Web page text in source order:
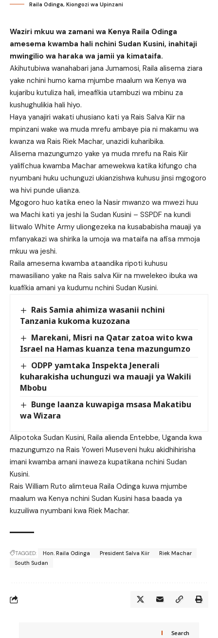
Raila Odinga, Kiongozi wa Upinzani
Waziri mkuu wa zamani wa Kenya Raila Odinga
amesema kwamba hali nchini Sudan Kusini, inahitaji
mwingilio wa haraka wa jamii ya kimataifa.
Akihutubiwa wanahabari jana Jumamosi, Raila alisema ziara
yake nchini humo kama mjumbe maalum wa Kenya wa
kujaribu kutuliza hali, imeafikia utambuzi wa mbinu za
kushughulikia hali hiyo.
Haya yanajiri wakati uhusiano kati ya Rais Salva Kiir na
mpinzani wake wa muda mrefu ambaye pia ni makamu wa
kwanza wa Rais Riek Machar, unazidi kuharibika.
Alisema mazungumzo yake ya muda mrefu na Rais Kiir
yalifichua kwamba Machar amewekwa katika kifungo cha
nyumbani huku uchunguzi ukianzishwa kuhusu jinsi mgogoro
wa hivi punde ulianza.
Mgogoro huo katika eneo la Nasir mwanzo wa mwezi huu
wa Machi kati ya jeshi la Sudan Kusini – SSPDF na kundi
liitwalo White Army uliongezeka na kusababisha mauaji ya
mfanyakazi wa shirika la umoja wa mataifa na afisa mmoja
mkuu wa jeshi.
Raila amesema kwamba ataandika ripoti kuhusu
mawasiliano yake na Rais salva Kiir na mwelekeo ibuka wa
kuafikia amani ya kudumu nchini Sudan Kusini.
Rais Samia ahimiza wasanii nchini
Tanzania kukoma kuzozana
Marekani, Misri na Qatar zatoa wito kwa
Israel na Hamas kuanza tena mazungumzo
ODPP yamtaka Inspekta Jenerali
kuharakisha uchunguzi wa mauaji ya Wakili
Mbobu
Bunge laanza kuwapiga msasa Makatibu
wa Wizara
Alipotoka Sudan Kusini, Raila alienda Entebbe, Uganda kwa
mazungumzo na Rais Yoweri Museveni huku akidhihirisha
imani kwamba amani inaweza kupatikana nchini Sudan
Kusini.
Rais William Ruto alimteua Raila Odinga kuwa mjumbe
maalum wa Kenya nchini Sudan Kusini hasa baada ya
kuzuiliwa nyumbani kwa Riek Machar.
TAGGED: Hon. Raila Odinga President Salva Kiir
Riek Machar
South Sudan
Search